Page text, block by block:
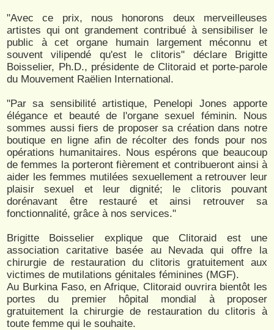
"Avec ce prix, nous honorons deux merveilleuses
artistes qui ont grandement contribué à sensibiliser le
public à cet organe humain largement méconnu et
souvent vilipendé qu'est le clitoris" déclare Brigitte
Boisselier, Ph.D., présidente de Clitoraid et porte-parole
du Mouvement Raëlien International.
"Par sa sensibilité artistique, Penelopi Jones apporte
élégance et beauté de l'organe sexuel féminin. Nous
sommes aussi fiers de proposer sa création dans notre
boutique en ligne afin de récolter des fonds pour nos
opérations humanitaires. Nous espérons que beaucoup
de femmes la porteront fièrement et contribueront ainsi à
aider les femmes mutilées sexuellement a retrouver leur
plaisir sexuel et leur dignité; le clitoris pouvant
dorénavant être restauré et ainsi retrouver sa
fonctionnalité, grâce à nos services."
Brigitte Boisselier explique que Clitoraid est une
association caritative basée au Nevada qui offre la
chirurgie de restauration du clitoris gratuitement aux
victimes de mutilations génitales féminines (MGF).
Au Burkina Faso, en Afrique, Clitoraid ouvrira bientôt les
portes du premier hôpital mondial à proposer
gratuitement la chirurgie de restauration du clitoris à
toute femme qui le souhaite.